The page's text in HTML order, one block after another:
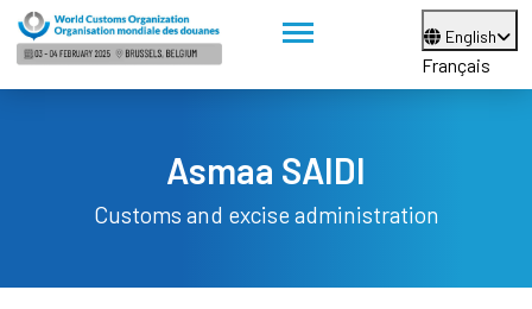
English
Français
Asmaa SAIDI
Customs and excise administration